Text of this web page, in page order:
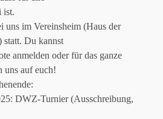
ist.
uns im Vereinsheim (Haus der
statt. Du kannst
anmelden oder für das ganze
uns auf euch!
DWZ-Turnier (Ausschreibung,